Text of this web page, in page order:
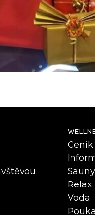
Ceník
Sauny
Relax
Voda